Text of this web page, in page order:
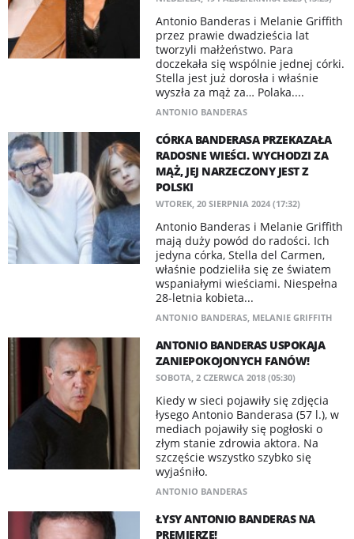
Antonio Banderas i Melanie Griffith
przez prawie dwadzieścia lat
tworzyli małżeństwo. Para
doczekała się wspólnie jednej córki.
Stella jest już dorosła i właśnie
wyszła za mąż za… Polaka....
ANTONIO BANDERAS
CÓRKA BANDERASA PRZEKAZAŁA
RADOSNE WIEŚCI. WYCHODZI ZA
MĄŻ, JEJ NARZECZONY JEST Z
POLSKI
WTOREK, 20 SIERPNIA 2024 (17:32)
Antonio Banderas i Melanie Griffith
mają duży powód do radości. Ich
jedyna córka, Stella del Carmen,
właśnie podzieliła się ze światem
wspaniałymi wieściami. Niespełna
28-letnia kobieta...
ANTONIO BANDERAS, MELANIE GRIFFITH
ANTONIO BANDERAS USPOKAJA
ZANIEPOKOJONYCH FANÓW!
SOBOTA, 2 CZERWCA 2018 (05:30)
Kiedy w sieci pojawiły się zdjęcia
łysego Antonio Banderasa (57 l.), w
mediach pojawiły się pogłoski o
złym stanie zdrowia aktora. Na
szczęście wszystko szybko się
wyjaśniło.
ANTONIO BANDERAS
ŁYSY ANTONIO BANDERAS NA
PREMIERZE!